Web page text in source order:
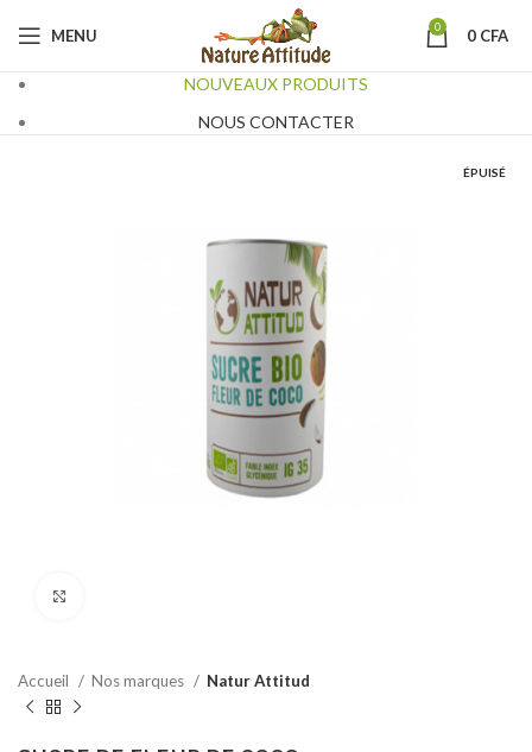
MENU 0 0 CFA
NOUVEAUX PRODUITS
NOUS CONTACTER
ÉPUISÉ
Accueil Nos marques Natur Attitud